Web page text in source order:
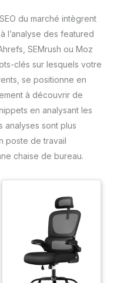
du marché intègrent
l’analyse des featured
SEMrush ou Moz
clés sur lesquels votre
se positionne en
à découvrir de
en analysant les
analyses sont plus
poste de travail
chaise de bureau.